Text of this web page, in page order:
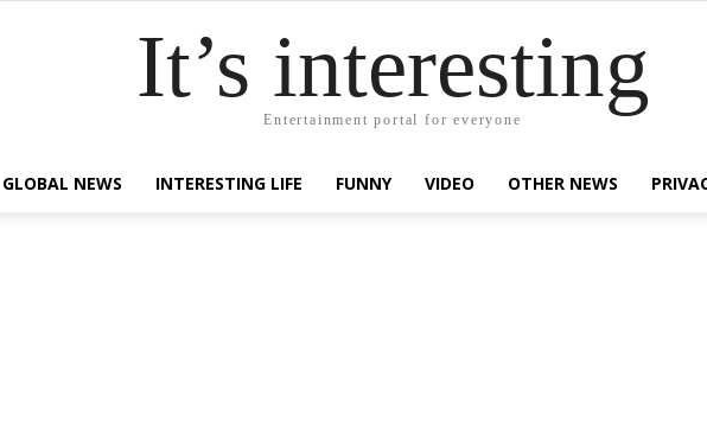
It’s interesting
Entertainment portal for everyone
GLOBAL NEWS INTERESTING LIFE FUNNY VIDEO OTHER NEWS